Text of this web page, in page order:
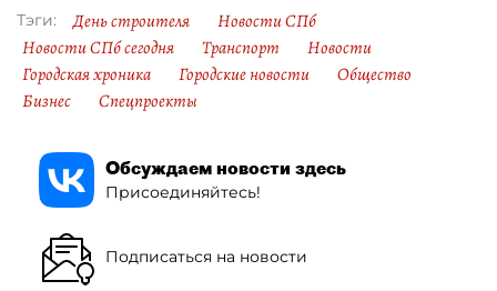
Тэги: День строителя
Новости СПб
Новости СПб сегодня
Транспорт
Новости
Городская хроника
Городские новости
Общество
Бизнес
Спецпроекты
Обсуждаем новости здесь
Присоединяйтесь!
Подписаться на новости